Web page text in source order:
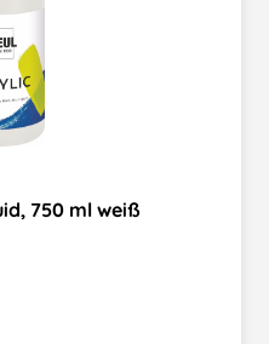
750 ml weiß